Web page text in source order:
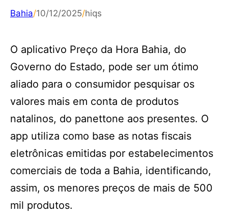
Bahia/10/12/2025/hiqs
O aplicativo Preço da Hora Bahia, do
Governo do Estado, pode ser um ótimo
aliado para o consumidor pesquisar os
valores mais em conta de produtos
natalinos, do panettone aos presentes. O
app utiliza como base as notas fiscais
eletrônicas emitidas por estabelecimentos
comerciais de toda a Bahia, identificando,
assim, os menores preços de mais de 500
mil produtos.